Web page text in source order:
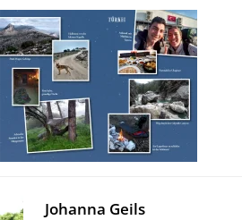
Johanna Geils